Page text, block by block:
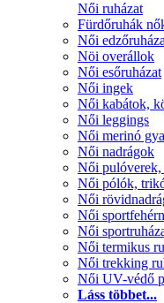
Női ruházat
Fürdőruhák
Női
Nöi overállok
Női esőruházat
Női ingek
Női kabátok,
Női leggings
Női merinó
Női nadrágok
Női pulóverek,
Női pólók,
Női
Női
Női
Női termikus
Női trekking
Női UV-védő
Láss többet...